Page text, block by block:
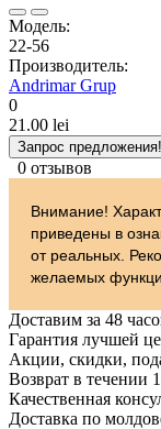
Модель:
22-56
Производитель:
Andrimar Grup
0
21.00 lei
Запрос предложения!
0 отзывов
Внимание!
приведены в
от реальных.
желаемых
Доставим за 48
Гарантия лучшей
Акции, скидки,
Возврат в течении
Качественная
Доставка по